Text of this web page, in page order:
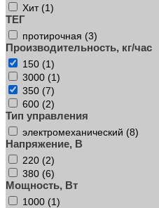
Хит (1)
ТЕГ
протирочная (3)
Производительность, кг/час
150 (1)
3000 (1)
350 (7)
600 (2)
Тип управления
электромеханический (8)
Напряжение, В
220 (2)
380 (6)
Мощность, Вт
1000 (1)